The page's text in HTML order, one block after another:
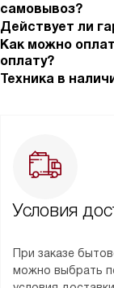
самовывоз?
Действует ли
Как можно
оплату?
Техника в
Условия
При заказе
можно выбрать